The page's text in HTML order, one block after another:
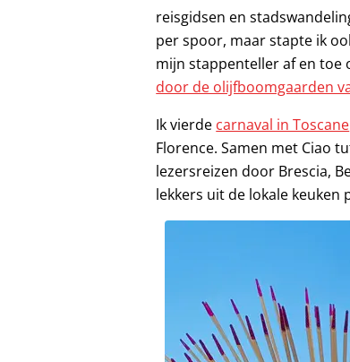
reisgidsen en
per spoor, maar stapte ik
mijn stappenteller af en toe
door de olijfboomgaarden
Ik vierde carnaval in Toscane
Florence. Samen met Ciao
lezersreizen door Brescia,
lekkers uit de lokale keuken